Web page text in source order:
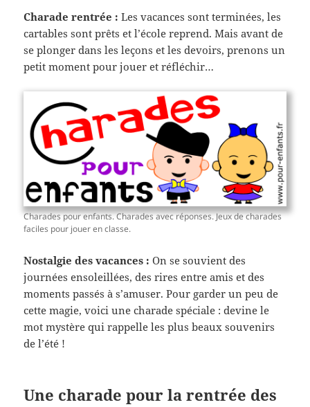
Charade rentrée : Les vacances sont terminées, les
cartables sont prêts et l’école reprend. Mais avant de
se plonger dans les leçons et les devoirs, prenons un
petit moment pour jouer et réfléchir…
Charades pour enfants. Charades avec réponses. Jeux de charades
faciles pour jouer en classe.
Nostalgie des vacances : On se souvient des
journées ensoleillées, des rires entre amis et des
moments passés à s’amuser. Pour garder un peu de
cette magie, voici une charade spéciale : devine le
mot mystère qui rappelle les plus beaux souvenirs
de l’été !
Une charade pour la rentrée des